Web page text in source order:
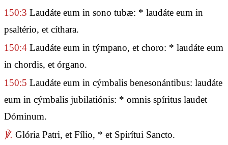
150:3 Laudáte eum in sono tubæ: * laudáte eum in
psaltério, et cíthara.
150:4 Laudáte eum in týmpano, et choro: * laudáte eum
in chordis, et órgano.
150:5 Laudáte eum in cýmbalis benesonántibus: laudáte
eum in cýmbalis jubilatiónis: * omnis spíritus laudet
Dóminum.
℣. Glória Patri, et Fílio, * et Spirítui Sancto.